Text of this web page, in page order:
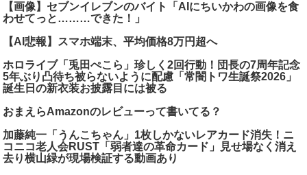
【画像】セブンイレブンのバイト「AIにちいかわの画像を食
わせてっと………できた！」
【AI悲報】スマホ端末、平均価格8万円超へ
ホロライブ「兎田ぺこら」珍しく2回行動！団長の7周年記念
5年ぶり凸待ち被らないように配慮「常闇トワ生誕祭2026」
誕生日の新衣装お披露目には被る
おまえらAmazonのレビューって書いてる？
加藤純一「うんこちゃん」1枚しかないレアカード消失！ニ
コニコ老人会RUST「弱者達の革命カード」見せ場なく消え
去り横山緑が現場検証する動画あり